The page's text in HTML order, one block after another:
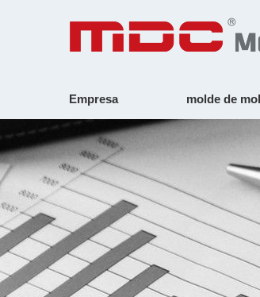
Empresa molde de